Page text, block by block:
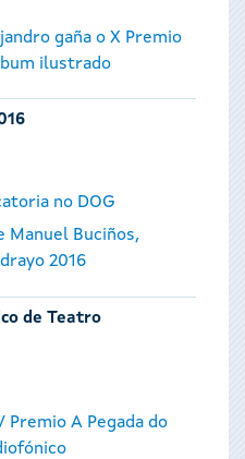
gaña o X Premio
ilustrado
no DOG
Manuel Buciños,
2016
de Teatro
Premio A Pegada do